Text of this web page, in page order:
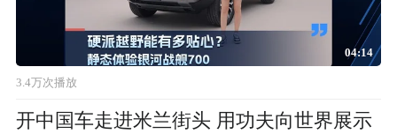
04:14
3.4万次播放
开中国车走进米兰街头 用功夫向世界展示